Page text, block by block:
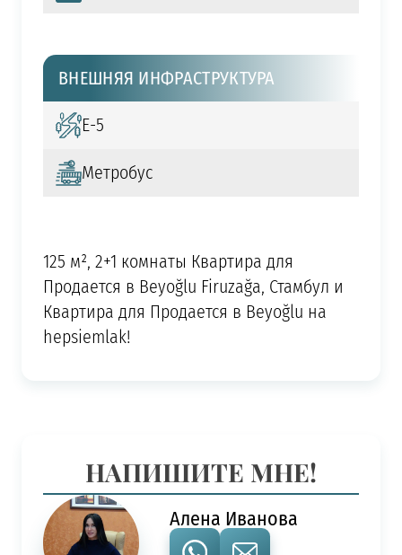
ВНЕШНЯЯ ИНФРАСТРУКТУРА
Е-5
Метробус
125 м², 2+1 комнаты Квартира для
Продается в Beyoğlu Firuzağa, Стамбул и
Квартира для Продается в Beyoğlu на
hepsiemlak!
НАПИШИТЕ МНЕ!
Алена Иванова